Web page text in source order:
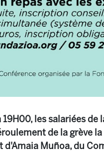
19H00, les salariées
de la grève
d'Amaia Muñoa, du